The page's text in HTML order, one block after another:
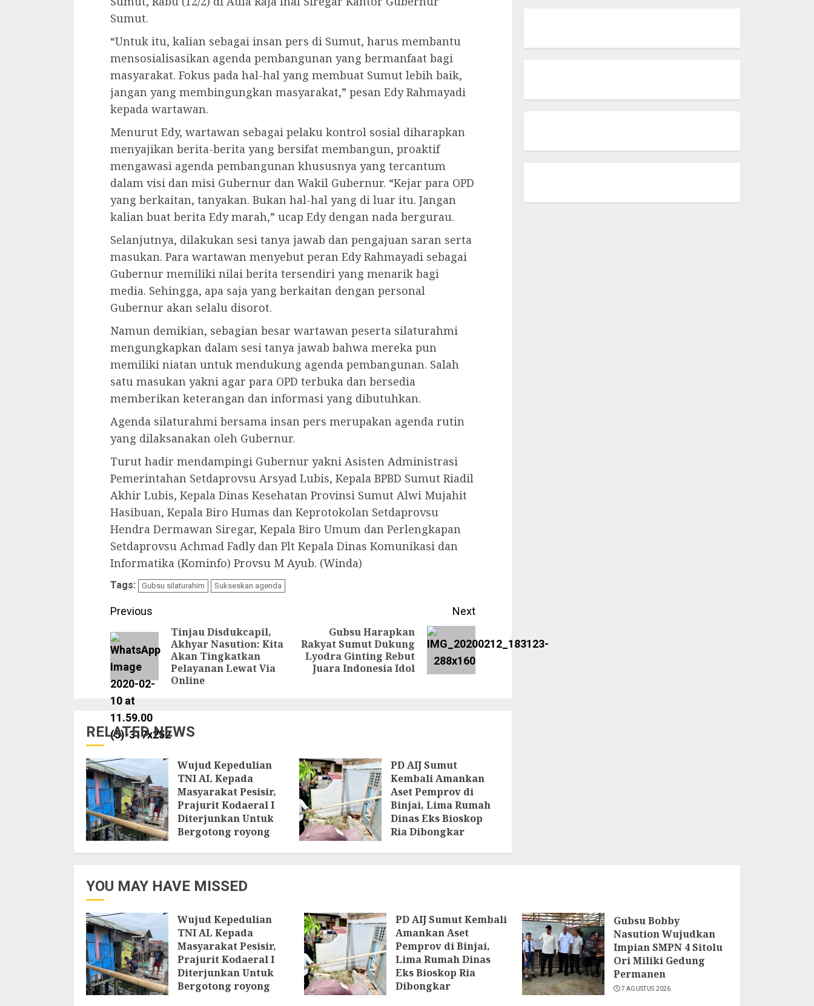
Sumut.
“Untuk itu, kalian sebagai insan pers di Sumut, harus membantu
mensosialisasikan agenda pembangunan yang bermanfaat bagi
masyarakat. Fokus pada hal-hal yang membuat Sumut lebih baik,
jangan yang membingungkan masyarakat,” pesan Edy Rahmayadi
kepada wartawan.
Menurut Edy, wartawan sebagai pelaku kontrol sosial diharapkan
menyajikan berita-berita yang bersifat membangun, proaktif
mengawasi agenda pembangunan khususnya yang tercantum
dalam visi dan misi Gubernur dan Wakil Gubernur. “Kejar para OPD
yang berkaitan, tanyakan. Bukan hal-hal yang di luar itu. Jangan
kalian buat berita Edy marah,” ucap Edy dengan nada bergurau.
Selanjutnya, dilakukan sesi tanya jawab dan pengajuan saran serta
masukan. Para wartawan menyebut peran Edy Rahmayadi sebagai
Gubernur memiliki nilai berita tersendiri yang menarik bagi
media. Sehingga, apa saja yang berkaitan dengan personal
Gubernur akan selalu disorot.
Namun demikian, sebagian besar wartawan peserta silaturahmi
mengungkapkan dalam sesi tanya jawab bahwa mereka pun
memiliki niatan untuk mendukung agenda pembangunan. Salah
satu masukan yakni agar para OPD terbuka dan bersedia
memberikan keterangan dan informasi yang dibutuhkan.
Agenda silaturahmi bersama insan pers merupakan agenda rutin
yang dilaksanakan oleh Gubernur.
Turut hadir mendampingi Gubernur yakni Asisten Administrasi
Pemerintahan Setdaprovsu Arsyad Lubis, Kepala BPBD Sumut Riadil
Akhir Lubis, Kepala Dinas Kesehatan Provinsi Sumut Alwi Mujahit
Hasibuan, Kepala Biro Humas dan Keprotokolan Setdaprovsu
Hendra Dermawan Siregar, Kepala Biro Umum dan Perlengkapan
Setdaprovsu Achmad Fadly dan Plt Kepala Dinas Komunikasi dan
Informatika (Kominfo) Provsu M Ayub. (Winda)
Tags: Gubsu silaturahim Sukseskan agenda
Continue
Reading
Previous
Previous
post:
Tinjau Disdukcapil,
Akhyar Nasution: Kita
Akan Tingkatkan
Pelayanan Lewat Via
Online
Next
Next
post:
Gubsu Harapkan
Rakyat Sumut Dukung
Lyodra Ginting Rebut
Juara Indonesia Idol
RELATED NEWS
Wujud Kepedulian
TNI AL Kepada
Masyarakat Pesisir,
Prajurit Kodaeral I
Diterjunkan Untuk
Bergotong royong
PD AIJ Sumut
Kembali Amankan
Aset Pemprov di
Binjai, Lima Rumah
Dinas Eks Bioskop
Ria Dibongkar
YOU MAY HAVE MISSED
Wujud Kepedulian
TNI AL Kepada
Masyarakat Pesisir,
Prajurit Kodaeral I
Diterjunkan Untuk
Bergotong royong
PD AIJ Sumut Kembali
Amankan Aset
Pemprov di Binjai,
Lima Rumah Dinas
Eks Bioskop Ria
Dibongkar
Gubsu Bobby
Nasution Wujudkan
Impian SMPN 4 Sitolu
Ori Miliki Gedung
Permanen
7 AGUSTUS 2026